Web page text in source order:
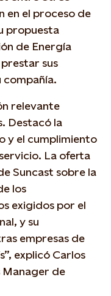
en el proceso de
propuesta
de Energía
sus
compañía.
relevante
Destacó la
y el cumplimiento
La oferta
Suncast sobre la
los
exigidos por el
y su
empresas de
explicó Carlos
de